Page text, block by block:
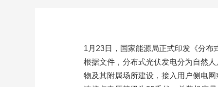
1月23日，国家能源局正式印发《分
根据文件，分布式光伏发电分为自然
物及其附属场所建设，接入用户侧电